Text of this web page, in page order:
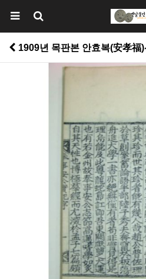
1909년 목판본 안효복(安孝福)선생의 봉사안